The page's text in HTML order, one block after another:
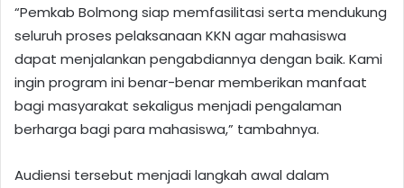
“Pemkab Bolmong siap memfasilitasi serta mendukung
seluruh proses pelaksanaan KKN agar mahasiswa
dapat menjalankan pengabdiannya dengan baik. Kami
ingin program ini benar-benar memberikan manfaat
bagi masyarakat sekaligus menjadi pengalaman
berharga bagi para mahasiswa,” tambahnya.
Audiensi tersebut menjadi langkah awal dalam